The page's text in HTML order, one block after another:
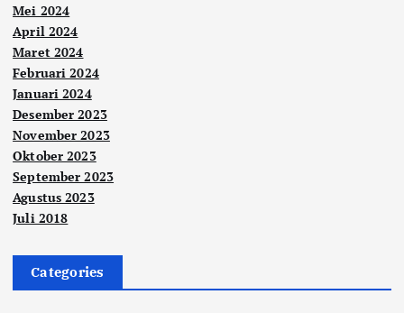
Mei 2024
April 2024
Maret 2024
Februari 2024
Januari 2024
Desember 2023
November 2023
Oktober 2023
September 2023
Agustus 2023
Juli 2018
Categories